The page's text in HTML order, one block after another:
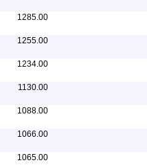
1285.00
1255.00
1234.00
1130.00
1088.00
1066.00
1065.00